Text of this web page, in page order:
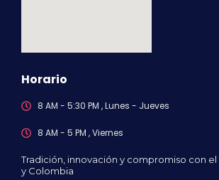
Horario
8 AM - 5:30 PM , Lunes - Jueves
8 AM - 5 PM , Viernes
Tradición, innovación y compromiso con el
y Colombia